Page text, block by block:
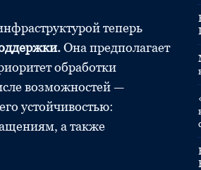
теперь
Она предполагает
обработки
возможностей —
устойчивостью:
а также